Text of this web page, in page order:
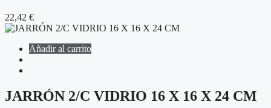
22,42 €
Añadir al carrito
JARRÓN 2/C VIDRIO 16 X 16 X 24 CM